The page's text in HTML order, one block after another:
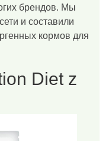
брендов. Мы
и составили
кормов для
Diet z